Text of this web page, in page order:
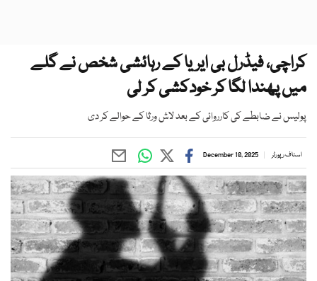
کراچی، فیڈرل بی ایریا کے رہائشی شخص نے گلے
میں پھندا لگا کر خودکشی کر لی
پولیس نے ضابطے کی کارروائی کے بعد لاش ورثا کے حوالے کر دی
اسٹاف رپورٹر December 10, 2025